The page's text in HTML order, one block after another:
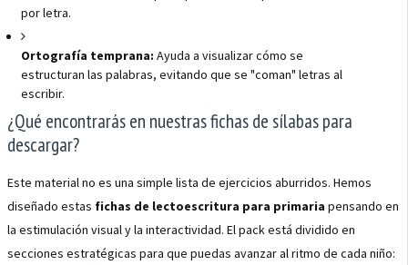
por letra.
Ortografía temprana: Ayuda a visualizar cómo se
estructuran las palabras, evitando que se "coman" letras al
escribir.
¿Qué encontrarás en nuestras fichas de sílabas para
descargar?
Este material no es una simple lista de ejercicios aburridos. Hemos
diseñado estas fichas de lectoescritura para primaria pensando en
la estimulación visual y la interactividad. El pack está dividido en
secciones estratégicas para que puedas avanzar al ritmo de cada niño: